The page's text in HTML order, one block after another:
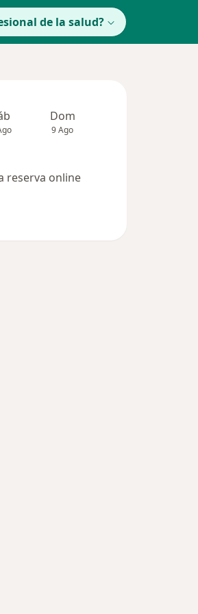
de la salud?
Dom
9 Ago
reserva online